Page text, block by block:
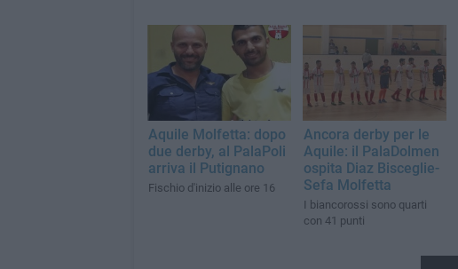
Aquile Molfetta: dopo
due derby, al PalaPoli
arriva il Putignano
Fischio d'inizio alle ore 16
Ancora derby per le
Aquile: il PalaDolmen
ospita Diaz Bisceglie-
Sefa Molfetta
I biancorossi sono quarti
con 41 punti